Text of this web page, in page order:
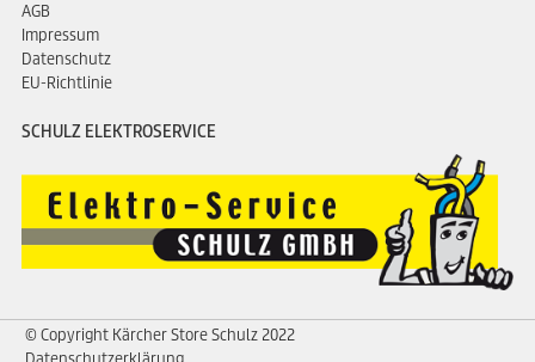
AGB
Impressum
Datenschutz
EU-Richtlinie
SCHULZ ELEKTROSERVICE
© Copyright Kärcher Store Schulz 2022